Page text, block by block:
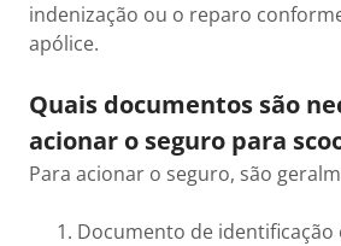
indenização ou o reparo
apólice.
Quais documentos são
acionar o seguro para
Para acionar o seguro, são
Documento de identificação